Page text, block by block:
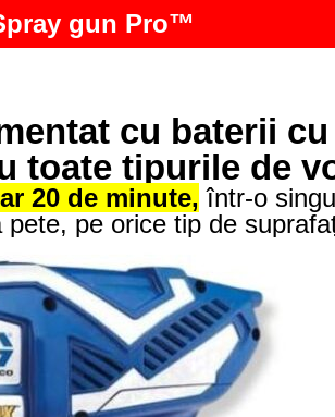
gun Pro™
cu baterii
toate tipurile de
20 de minute, într-o
pete, pe orice tip de